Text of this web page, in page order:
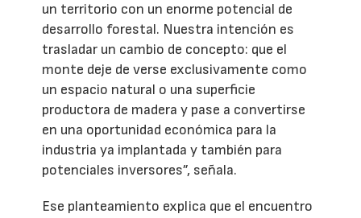
un territorio con un enorme potencial de
desarrollo forestal. Nuestra intención es
trasladar un cambio de concepto: que el
monte deje de verse exclusivamente como
un espacio natural o una superficie
productora de madera y pase a convertirse
en una oportunidad económica para la
industria ya implantada y también para
potenciales inversores”, señala.
Ese planteamiento explica que el encuentro